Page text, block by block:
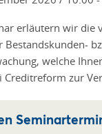
erläutern wir die
welche
zur